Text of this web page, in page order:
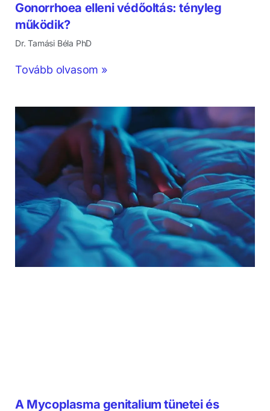
Gonorrhoea elleni védőoltás: tényleg
működik?
Dr. Tamási Béla PhD
Tovább olvasom »
A Mycoplasma genitalium tünetei és